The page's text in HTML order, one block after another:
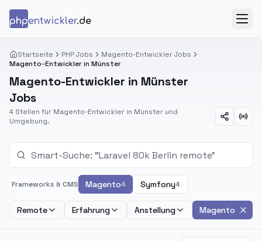
phpentwickler.de
Startseite PHP Jobs
Magento-Entwickler Jobs
Magento-Entwickler in Münster
Magento-Entwickler in Münster
Jobs
4 Stellen für Magento-Entwickler in Münster und
Umgebung.
Frameworks & CMS Magento4 Symfony4
Remote Erfahrung Anstellung Magento